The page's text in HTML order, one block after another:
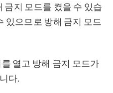
금지 모드를 켰을 수 있습
있으므로 방해 금지 모드
열고 방해 금지 모드가
다.